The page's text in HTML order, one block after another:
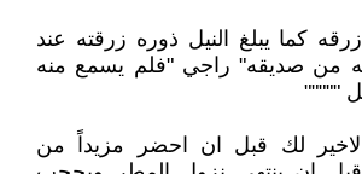
كما يبلغ النيل ذوره زرقته عند
من صديقه" راجي "فلم يسمع منه
"""""
لك قبل ان احضر مزيداً من